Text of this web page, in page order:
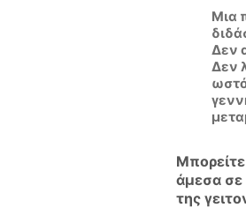
Μια
Δεν
Δεν
άμεσα σε
της